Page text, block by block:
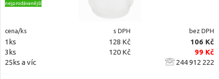
nejprodávanější
cena/ks s DPH bez DPH
1ks 128 Kč
106 Kč
3ks
120 Kč
99 Kč
25ks a víc
244 912 222